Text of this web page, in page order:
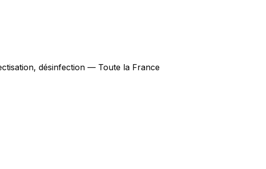
désinfection — Toute la France